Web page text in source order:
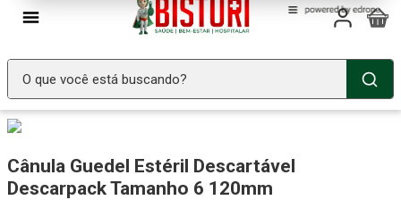
O que você está buscando?
Cânula Guedel Estéril Descartável
Descarpack Tamanho 6 120mm
2º Fralda Geriatrica